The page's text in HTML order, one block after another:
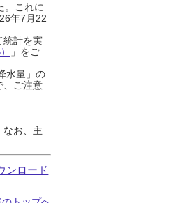
。これに
年7月22
統計を実
」をご
水量」の
、ご注意
なお、主
ンロード